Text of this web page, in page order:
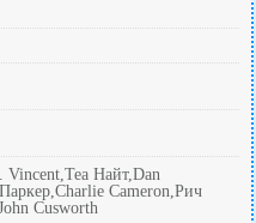
Найт,Dan
Cameron,Рич
Cusworth